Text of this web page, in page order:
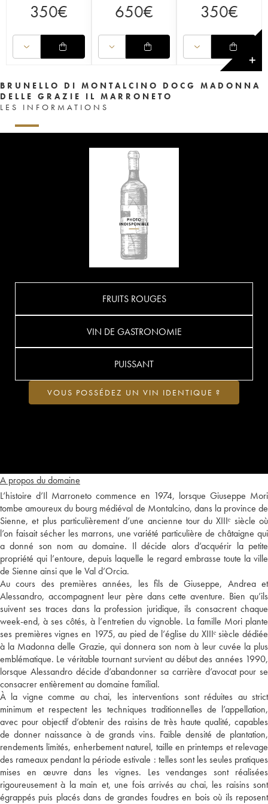
350€ 650€ 350€
✕
BRUNELLO DI MONTALCINO DOCG MADONNA
DELLE GRAZIE IL MARRONETO
LES INFORMATIONS
A propos du domaine
L’histoire d’Il Marroneto commence en 1974, lorsque Giuseppe Mori
tombe amoureux du bourg médiéval de Montalcino, dans la province de
Sienne, et plus particulièrement d’une ancienne tour du XIIIᵉ siècle où
l’on faisait sécher les marrons, une variété particulière de châtaigne qui
a donné son nom au domaine. Il décide alors d’acquérir la petite
propriété qui l’entoure, depuis laquelle le regard embrasse toute la ville
de Sienne ainsi que le Val d’Orcia.
Au cours des premières années, les fils de Giuseppe, Andrea et
Alessandro, accompagnent leur père dans cette aventure. Bien qu’ils
suivent ses traces dans la profession juridique, ils consacrent chaque
week-end, à ses côtés, à l’entretien du vignoble. La famille Mori plante
ses premières vignes en 1975, au pied de l’église du XIIIᵉ siècle dédiée
à la Madonna delle Grazie, qui donnera son nom à leur cuvée la plus
emblématique. Le véritable tournant survient au début des années 1990,
lorsque Alessandro décide d’abandonner sa carrière d’avocat pour se
consacrer entièrement au domaine familial.
À la vigne comme au chai, les interventions sont réduites au strict
minimum et respectent les techniques traditionnelles de l’appellation,
avec pour objectif d’obtenir des raisins de très haute qualité, capables
de donner naissance à de grands vins. Faible densité de plantation,
rendements limités, enherbement naturel, taille en printemps et relevage
des rameaux pendant la période estivale : telles sont les seules pratiques
mises en œuvre dans les vignes. Les vendanges sont réalisées
rigoureusement à la main et, une fois arrivés au chai, les raisins sont
égrappés puis placés dans de grandes foudres en bois où ils reposent
FRUITS ROUGES
VIN DE GASTRONOMIE
PUISSANT
VOUS POSSÉDEZ UN VIN IDENTIQUE ?